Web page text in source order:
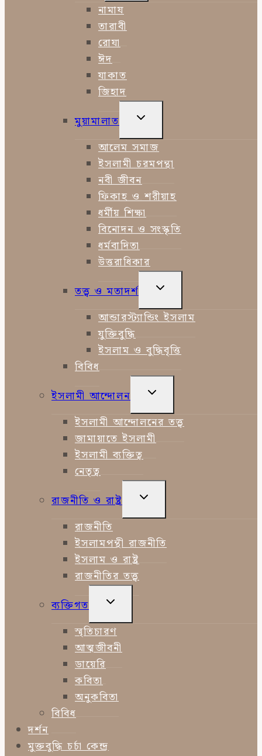
MENU
নামায
তারাবী
রোযা
ঈদ
যাকাত
জিহাদ
মুয়ামালাত
TOGGLE
MENU
আলেম সমাজ
ইসলামী চরমপন্থা
নবী জীবন
ফিকাহ ও শরীয়াহ
ধর্মীয় শিক্ষা
বিনোদন ও সংস্কৃতি
ধর্মবাদিতা
উত্তরাধিকার
তত্ত্ব ও মতাদর্শ
TOGGLE
MENU
আন্ডারস্ট্যান্ডিং ইসলাম
যুক্তিবুদ্ধি
ইসলাম ও বুদ্ধিবৃত্তি
বিবিধ
ইসলামী আন্দোলন
TOGGLE
MENU
ইসলামী আন্দোলনের তত্ত্ব
জামায়াতে ইসলামী
ইসলামী ব্যক্তিত্ব
নেতৃত্ব
রাজনীতি ও রাষ্ট্র
TOGGLE
রাজনীতি
ইসলামপন্থী রাজনীতি
ইসলাম ও রাষ্ট্র
রাজনীতির তত্ত্ব
ব্যক্তিগত
TOGGLE
MENU
স্মৃতিচারণ
আত্মজীবনী
ডায়েরি
কবিতা
অনুকবিতা
বিবিধ
দর্শন
মুক্তবুদ্ধি চর্চা কেন্দ্র